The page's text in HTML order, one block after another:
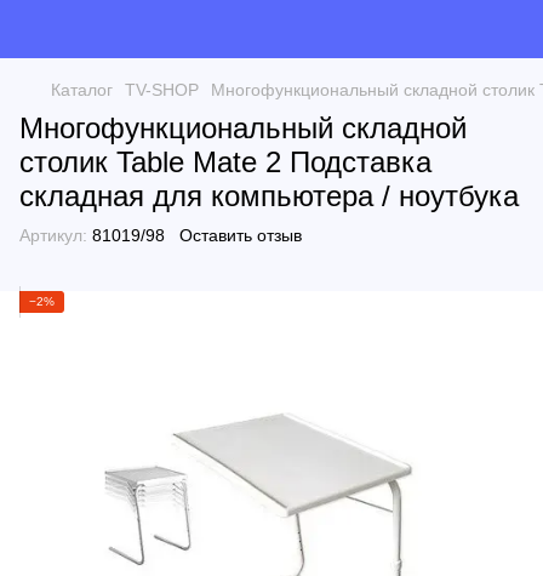
Каталог TV-SHOP Многофункциональный складной столик
Многофункциональный складной
столик Table Mate 2 Подставка
складная для компьютера / ноутбука
Артикул: 81019/98 Оставить отзыв
−2%